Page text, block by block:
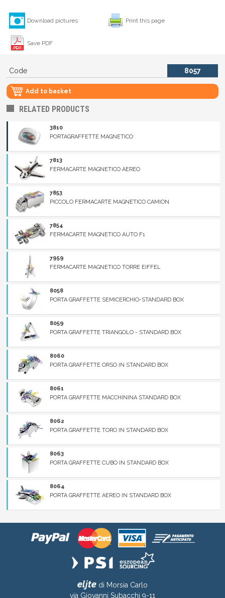
Download pictures Print this page
Save PDF
Code 8057
Add to basket
RELATED PRODUCTS
3810
PORTAGRAFFETTE MAGNETICO
7813
FERMACARTE MAGNETICO AEREO
7853
PICCOLO FERMACARTE MAGNETICO CAMION
7854
FERMACARTE MAGNETICO AUTO F1
7959
FERMACARTE MAGNETICO TORRE EIFFEL
8058
PORTA GRAFFETTE SEMICERCHIO-STANDARD BOX
8059
PORTA GRAFFETTE TRIANGOLO - STANDARD BOX
8060
PORTA GRAFFETTE ORSO IN STANDARD BOX
8061
PORTA GRAFFETTE MACCHININA STANDARD BOX
8062
PORTA GRAFFETTE TORO IN STANDARD BOX
8063
PORTA GRAFFETTE CUBO IN STANDARD BOX
8064
PORTA GRAFFETTE AEREO IN STANDARD BOX
eljtedi Morsia Carlo
via Giovanni Subacchi 9-11